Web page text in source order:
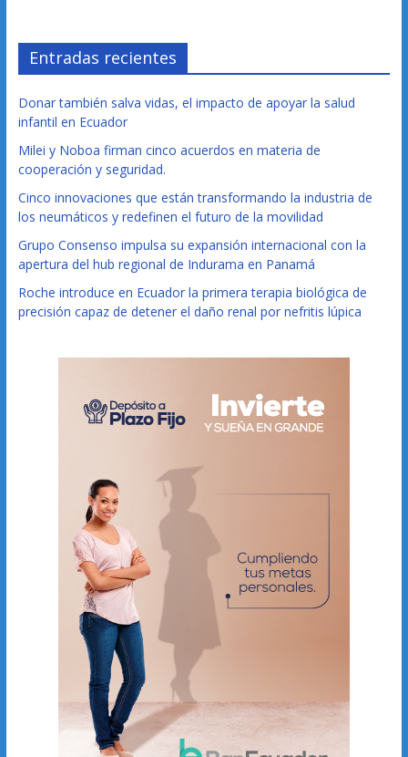
Entradas recientes
Donar también salva vidas, el impacto de apoyar la salud
infantil en Ecuador
Milei y Noboa firman cinco acuerdos en materia de
cooperación y seguridad.
Cinco innovaciones que están transformando la industria de
los neumáticos y redefinen el futuro de la movilidad
Grupo Consenso impulsa su expansión internacional con la
apertura del hub regional de Indurama en Panamá
Roche introduce en Ecuador la primera terapia biológica de
precisión capaz de detener el daño renal por nefritis lúpica